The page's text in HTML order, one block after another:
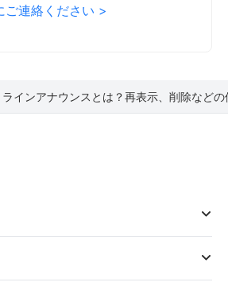
ご連絡ください >
ラインアナウンスとは？再表示、削除など